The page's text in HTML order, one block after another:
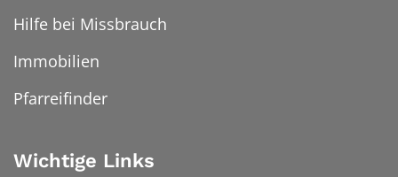
Hilfe bei Missbrauch
Immobilien
Pfarreifinder
Wichtige Links